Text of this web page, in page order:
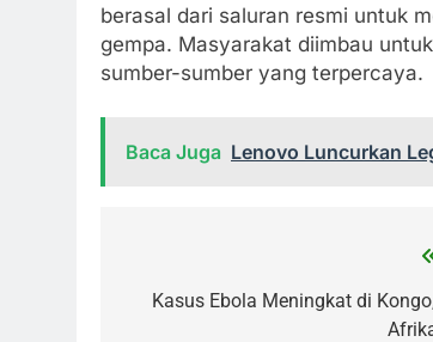
berasal dari saluran resmi untuk
gempa. Masyarakat diimbau
sumber-sumber yang terpercaya.
Baca Juga Lenovo Luncurkan
posKasus Ebola Meningkat di